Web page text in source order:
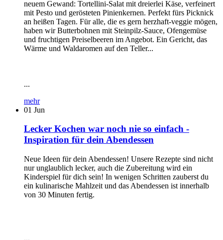
neuem Gewand: Tortellini-Salat mit dreierlei Käse, verfeinert
mit Pesto und gerösteten Pinienkernen. Perfekt fürs Picknick
an heißen Tagen. Für alle, die es gern herzhaft-veggie mögen,
haben wir Butterbohnen mit Steinpilz-Sauce, Ofengemüse
und fruchtigen Preiselbeeren im Angebot. Ein Gericht, das
Wärme und Waldaromen auf den Teller...
...
mehr
01 Jun
Lecker Kochen war noch nie so einfach -
Inspiration für dein Abendessen
Neue Ideen für dein Abendessen! Unsere Rezepte sind nicht
nur unglaublich lecker, auch die Zubereitung wird ein
Kinderspiel für dich sein! In wenigen Schritten zauberst du
ein kulinarische Mahlzeit und das Abendessen ist innerhalb
von 30 Minuten fertig.
...